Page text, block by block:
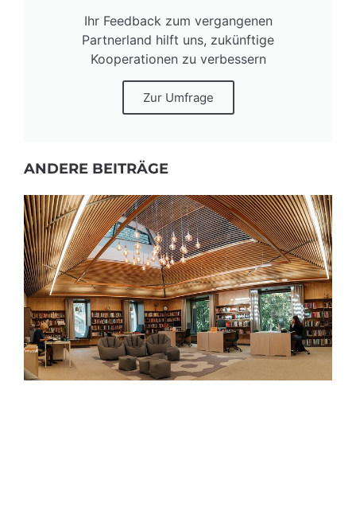
Ihr Feedback zum vergangenen
Partnerland hilft uns, zukünftige
Kooperationen zu verbessern
Zur Umfrage
ANDERE BEITRÄGE